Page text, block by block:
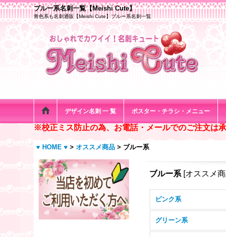
ブルー系名刺一覧【Meishi Cute】
青色系も名刺通販【Meishi Cute】ブルー系名刺一覧
デザイン名刺 一 覧 ポスター・チラシ・メニュー
※校正ミス防止の為、お電話・メールでのご注文は
♥ HOME ♥ > オススメ商品 > ブルー系
ブルー系 [オススメ
ピンク系
グリーン系